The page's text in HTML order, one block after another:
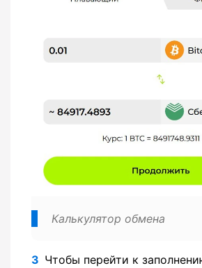
Калькулятор обмена
Чтобы перейти к